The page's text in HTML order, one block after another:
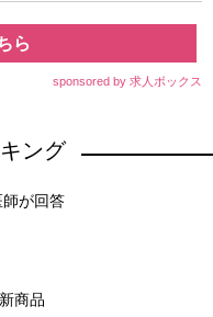
ら
sponsored by 求人ボックス
ング
師が回答
商品